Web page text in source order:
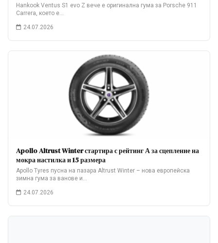
Hankook Ventus S1 evo Z вече е оригинална гума за Porsche 911
Carrera, което е…
24.07.2026
Apollo Altrust Winter стартира с рейтинг А за сцепление на
мокра настилка и 15 размера
Apollo Tyres пусна на пазара Altrust Winter – нова европейска
зимна гума за ванове и…
24.07.2026